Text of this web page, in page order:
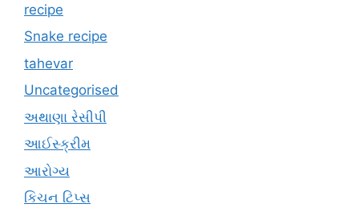
recipe
Snake recipe
tahevar
Uncategorised
અથાણા રેસીપી
આઈસ્ક્રીમ
આરોગ્ય
કિચન ટિપ્સ